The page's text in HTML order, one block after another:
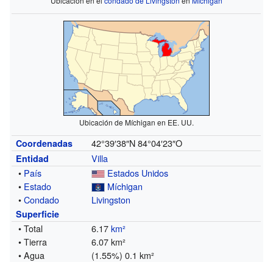
Ubicación de Míchigan en EE. UU.
Coordenadas 42°39′38″N 84°04′23″O
Entidad
Villa
• País
Estados Unidos
• Estado
Míchigan
•Condado Livingston
Superficie
• Total 6.17km²
• Tierra
6.07 km²
• Agua
(1.55%) 0.1 km²